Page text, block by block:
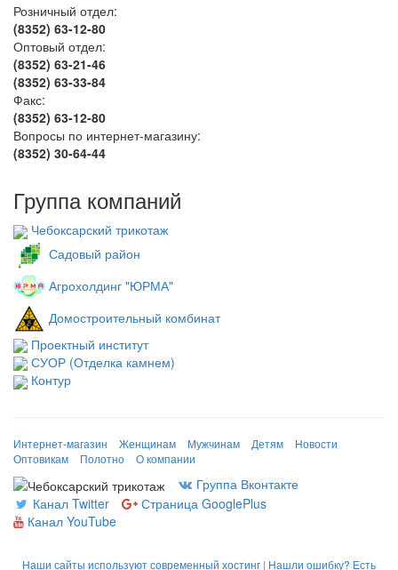
Розничный отдел:
(8352) 63-12-80
Оптовый отдел:
(8352) 63-21-46
(8352) 63-33-84
Факс:
(8352) 63-12-80
Вопросы по интернет-магазину:
(8352) 30-64-44
Группа компаний
Чебоксарский трикотаж
Садовый район
Агрохолдинг "ЮРМА"
Домостроительный комбинат
Проектный институт
СУОР (Отделка камнем)
Контур
Интернет-магазин Женщинам Мужчинам Детям
Новости
Оптовикам
Полотно О компании
Группа Вконтакте
Канал Twitter
Страница GooglePlus
Канал YouTube
Наши сайты используют современный хостинг | Нашли ошибку? Есть